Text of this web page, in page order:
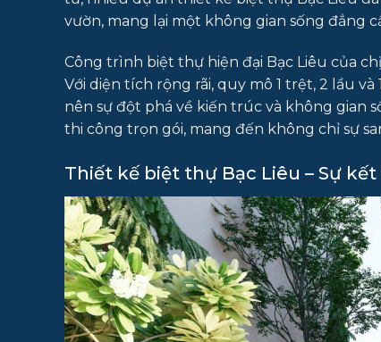
vườn, mang lại một không gian sống đẳng
Công trình biệt thự hiện đại Bạc Liêu của
Với diện tích rộng rãi, quy mô 1 trệt, 2 lầu
nên sự đột phá về kiến trúc và không gian
thi công trọn gói, mang đến không chỉ sự
Thiết kế biệt thự Bạc Liêu – Sự